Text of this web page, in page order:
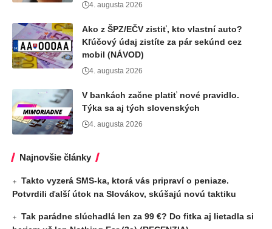
4. augusta 2026
Ako z ŠPZ/EČV zistiť, kto vlastní auto?
Kľúčový údaj zistíte za pár sekúnd cez
mobil (NÁVOD)
4. augusta 2026
V bankách začne platiť nové pravidlo.
Týka sa aj tých slovenských
4. augusta 2026
Najnovšie články
Takto vyzerá SMS-ka, ktorá vás pripraví o peniaze.
Potvrdili ďalší útok na Slovákov, skúšajú novú taktiku
Tak parádne slúchadlá len za 99 €? Do fitka aj lietadla si